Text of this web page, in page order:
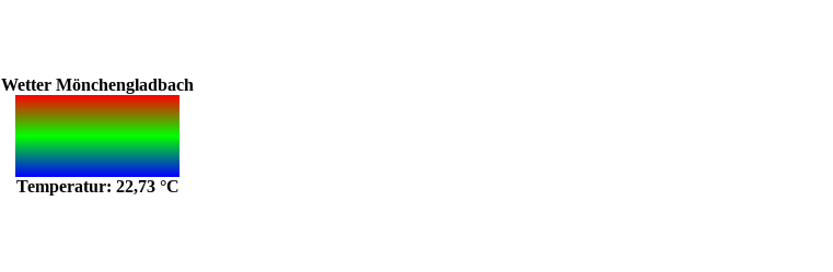
Wetter Mönchengladbach
Temperatur: 22,73 °C